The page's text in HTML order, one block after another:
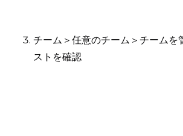
チーム＞任意のチーム＞チームを
ストを確認